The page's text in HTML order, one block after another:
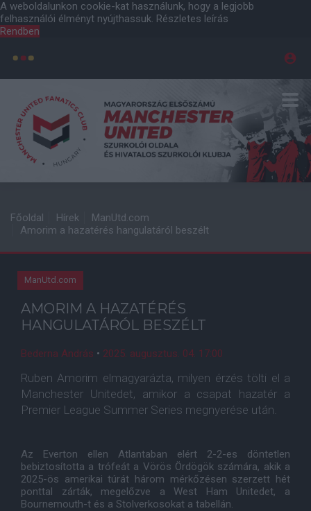
A weboldalunkon cookie-kat használunk, hogy a legjobb
felhasználói élményt nyújthassuk. Részletes leírás
Rendben
Főoldal Hírek
ManUtd.com
Amorim a hazatérés hangulatáról beszélt
ManUtd.com
AMORIM A HAZATÉRÉS
HANGULATÁRÓL BESZÉLT
Bederna András • 2025. augusztus. 04. 17:00
Ruben Amorim elmagyarázta, milyen érzés tölti el a
Manchester Unitedet, amikor a csapat hazatér a
Premier League Summer Series megnyerése után.
Az Everton ellen Atlantaban elért 2-2-es döntetlen
bebiztosította a trófeát a Vörös Ördögök számára, akik a
2025-ös amerikai túrát három mérkőzésen szerzett hét
ponttal zárták, megelőzve a West Ham Unitedet, a
Bournemouth-t és a Stolverkosokat a tabellán.